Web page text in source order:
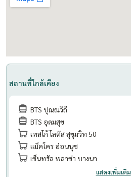
สถานที่ใกล้เคียง
BTS ปุณณวิถี
BTS อุดมสุข
เทสโก้ โลตัส สุขุมวิท 50
แม็คโคร อ่อนนุช
เซ็นทรัล พลาซ่า บางนา
แสดงเพิ่มเติม